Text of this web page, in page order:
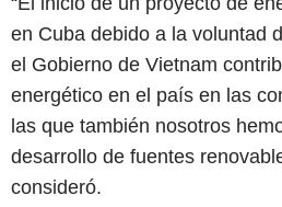
en Cuba debido a la voluntad
el Gobierno de Vietnam
energético en el país en las
las que también nosotros
desarrollo de fuentes
consideró.